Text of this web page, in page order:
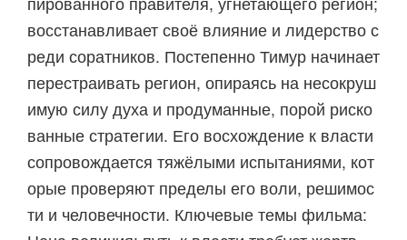
восстанавливает своё влияние и лидерство с
реди соратников. Постепенно Тимур начинает
перестраивать регион, опираясь на несокруш
имую силу духа и продуманные, порой риско
ванные стратегии. Его восхождение к власти
сопровождается тяжёлыми испытаниями, кот
орые проверяют пределы его воли, решимос
ти и человечности. Ключевые темы фильма: